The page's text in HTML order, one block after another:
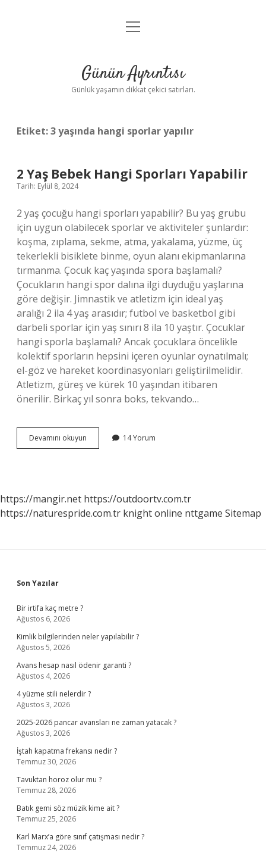
Anasayfa
Yasal Uyarı
menüyü
Günün Ayrıntısı
Günlük yaşamın dikkat çekici satırları.
Etiket:3 yaşında hangi sporlar yapılır
2 Yaş Bebek Hangi Sporları Yapabilir
Tarih: Eylül 8, 2024
2 yaş çocuğu hangi sporları yapabilir? Bu yaş grubu
için uygun olabilecek sporlar ve aktiviteler şunlardır:
koşma, zıplama, sekme, atma, yakalama, yüzme, üç
tekerlekli bisiklete binme, oyun alanı ekipmanlarına
tırmanma. Çocuk kaç yaşında spora başlamalı?
Çocukların hangi spor dalına ilgi duyduğu yaşlarına
göre değişir. Jimnastik ve atletizm için ideal yaş
aralığı 2 ila 4 yaş arasıdır; futbol ve basketbol gibi
darbeli sporlar için yaş sınırı 8 ila 10 yaştır. Çocuklar
hangi sporla başlamalı? Ancak çocuklara öncelikle
kolektif sporların hepsini içeren oyunlar oynatılmalı;
el-göz ve hareket koordinasyonları geliştirilmelidir.
Atletizm, güreş ve kürek 10 yaşından itibaren
önerilir. Birkaç yıl sonra boks, tekvando…
Devamını okuyun
Yaş
14 Yorum
https://mangir.net https://outdoortv.com.tr
https://naturespride.com.tr knight online nttgame Sitemap
Sidebar
Son Yazılar
Bir irtifa kaç metre ?
Ağustos 6, 2026
Kimlik bilgilerinden neler yapılabilir ?
Ağustos 5, 2026
Avans hesap nasıl ödenir garanti ?
Ağustos 4, 2026
4 yüzme stili nelerdir ?
Ağustos 3, 2026
2025-2026 pancar avansları ne zaman yatacak ?
Ağustos 3, 2026
İştah kapatma frekansı nedir ?
Temmuz 30, 2026
Tavuktan horoz olur mu ?
Temmuz 28, 2026
Batık gemi söz müzik kime ait ?
Temmuz 25, 2026
Karl Marx’a göre sınıf çatışması nedir ?
Temmuz 24, 2026